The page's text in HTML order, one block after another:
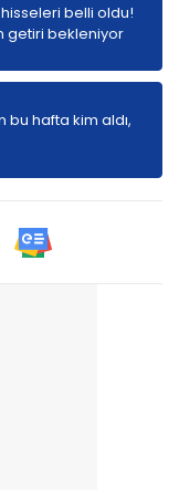
belli oldu!
getiri bekleniyor
bu hafta kim aldı,